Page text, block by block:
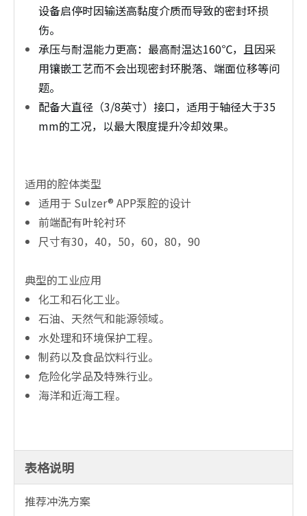
设备启停时因输送高黏度介质而导致的密封环损
伤。
承压与耐温能力更高：最高耐温达160℃，且因采
用镶嵌工艺而不会出现密封环脱落、端面位移等问
题。
配备大直径（3/8英寸）接口，适用于轴径大于35
mm的工况，以最大限度提升冷却效果。
适用的腔体类型
适用于 Sulzer® APP泵腔的设计
前端配有叶轮衬环
尺寸有30，40，50，60，80，90
典型的工业应用
化工和石化工业。
石油、天然气和能源领域。
水处理和环境保护工程。
制药以及食品饮料行业。
危险化学品及特殊行业。
海洋和近海工程。
表格说明
推荐冲洗方案